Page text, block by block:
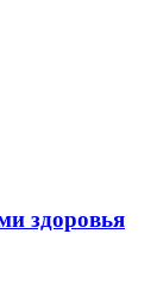
здоровья